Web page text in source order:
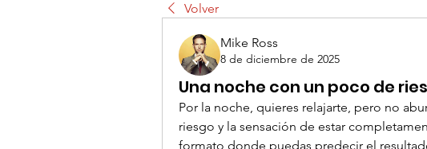
Volver
Mike Ross
8 de diciembre de 2025
Una noche con un poco de
Por la noche, quieres relajarte, pero no
riesgo y la sensación de estar
formato donde puedas predecir el